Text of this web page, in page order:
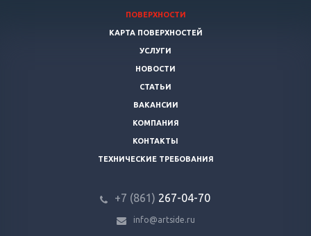
ПОВЕРХНОСТИ
КАРТА ПОВЕРХНОСТЕЙ
УСЛУГИ
НОВОСТИ
СТАТЬИ
ВАКАНСИИ
КОМПАНИЯ
КОНТАКТЫ
ТЕХНИЧЕСКИЕ ТРЕБОВАНИЯ
+7 (861) 267-04-70
info@artside.ru